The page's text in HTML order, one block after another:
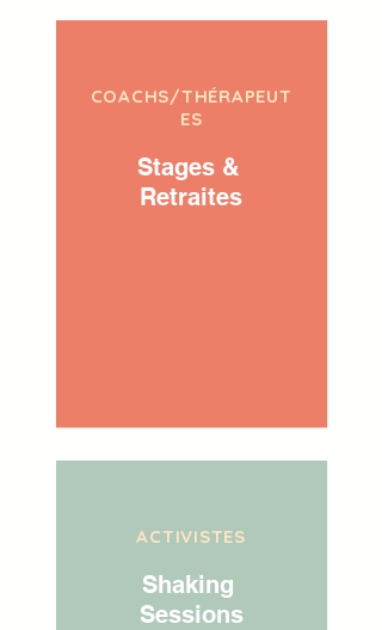
COACHS/THÉRAPEUT
ES
Stages &
Retraites
ACTIVISTES
Shaking
Sessions